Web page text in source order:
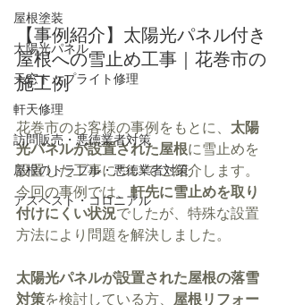
屋根塗装
太陽光パネル
天窓トップライト修理
軒天修理
訪問販売・悪徳業者対策
屋根のトラブル・悪徳業者対策
アスベスト・コロニアル
【事例紹介】太陽光パネル付き
屋根への雪止め工事｜花巻市の
施工例
花巻市のお客様の事例をもとに、 太陽
光パネルが設置された屋根に雪止めを
設置した工事についてご紹介します。
今回の事例では、 軒先に雪止めを取り
付けにくい状況でしたが、特殊な設置
方法により問題を解決しました。
太陽光パネルが設置された屋根の落雪
対策を検討している方、 屋根リフォー